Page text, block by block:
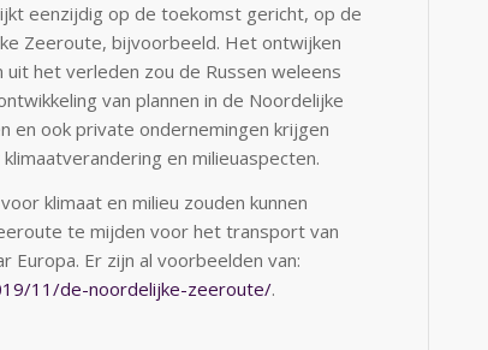
eenzijdig op de toekomst gericht, op de
Zeeroute, bijvoorbeeld. Het ontwijken
het verleden zou de Russen weleens
van plannen in de Noordelijke
en ook private ondernemingen krijgen
en milieuaspecten.
klimaat en milieu zouden kunnen
te mijden voor het transport van
Europa. Er zijn al voorbeelden van:
11/de-noordelijke-zeeroute/.